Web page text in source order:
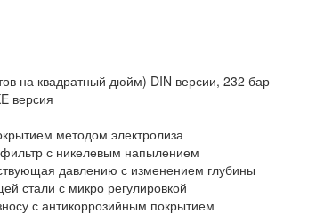
на квадратный дюйм) DIN версии, 232 бар
версия
методом электролиза
с никелевым напылением
давлению с изменением глубины
стали с микро регулировкой
с антикоррозийным покрытием